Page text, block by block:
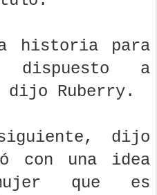
historia para
a
dijo Ruberry.
dijo
con una idea
que es